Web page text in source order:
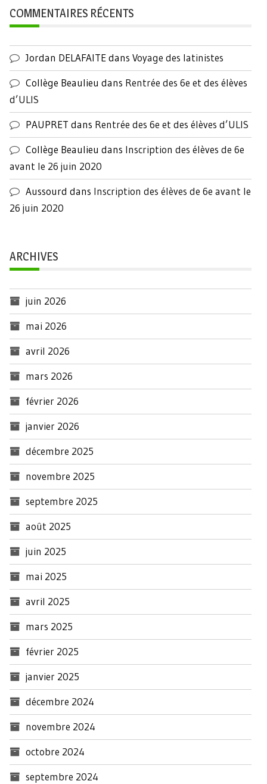
COMMENTAIRES RÉCENTS
Jordan DELAFAITEdans Voyage des latinistes
Collège Beaulieu dans Rentrée des 6e et des élèves
d’ULIS
PAUPRET dans Rentrée des 6e et des élèves d’ULIS
Collège Beaulieu dans Inscription des élèves de 6e
avant le 26 juin 2020
Aussourd dans Inscription des élèves de 6e avant le
26 juin 2020
ARCHIVES
juin 2026
mai 2026
avril 2026
mars 2026
février 2026
janvier 2026
décembre 2025
novembre 2025
septembre 2025
août 2025
juin 2025
mai 2025
avril 2025
mars 2025
février 2025
janvier 2025
décembre 2024
novembre 2024
octobre 2024
septembre 2024